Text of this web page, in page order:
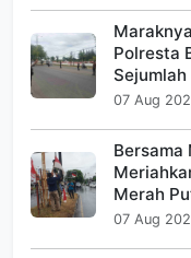
Polresta
Sejumlah
07 Aug
Bersama
Merah
07 Aug